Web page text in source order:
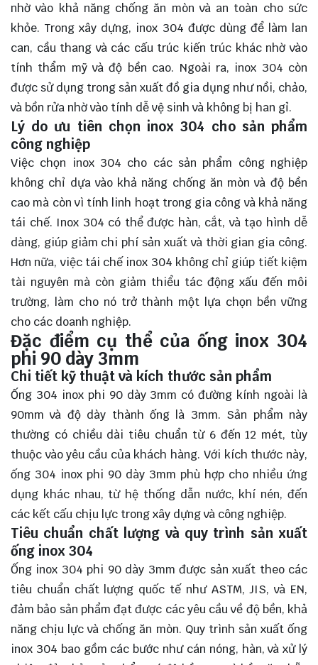
nhờ vào khả năng chống ăn mòn và an toàn cho sức
khỏe. Trong xây dựng, inox 304 được dùng để làm lan
can, cầu thang và các cấu trúc kiến trúc khác nhờ vào
tính thẩm mỹ và độ bền cao. Ngoài ra, inox 304 còn
được sử dụng trong sản xuất đồ gia dụng như nồi, chảo,
và bồn rửa nhờ vào tính dễ vệ sinh và không bị han gỉ.
Lý do ưu tiên chọn inox 304 cho sản phẩm
công nghiệp
Việc chọn inox 304 cho các sản phẩm công nghiệp
không chỉ dựa vào khả năng chống ăn mòn và độ bền
cao mà còn vì tính linh hoạt trong gia công và khả năng
tái chế. Inox 304 có thể được hàn, cắt, và tạo hình dễ
dàng, giúp giảm chi phí sản xuất và thời gian gia công.
Hơn nữa, việc tái chế inox 304 không chỉ giúp tiết kiệm
tài nguyên mà còn giảm thiểu tác động xấu đến môi
trường, làm cho nó trở thành một lựa chọn bền vững
cho các doanh nghiệp.
Đặc điểm cụ thể của ống inox 304
phi 90 dày 3mm
Chi tiết kỹ thuật và kích thước sản phẩm
Ống 304 inox phi 90 dày 3mm có đường kính ngoài là
90mm và độ dày thành ống là 3mm. Sản phẩm này
thường có chiều dài tiêu chuẩn từ 6 đến 12 mét, tùy
thuộc vào yêu cầu của khách hàng. Với kích thước này,
ống 304 inox phi 90 dày 3mm phù hợp cho nhiều ứng
dụng khác nhau, từ hệ thống dẫn nước, khí nén, đến
các kết cấu chịu lực trong xây dựng và công nghiệp.
Tiêu chuẩn chất lượng và quy trình sản xuất
ống inox 304
Ống inox 304 phi 90 dày 3mm được sản xuất theo các
tiêu chuẩn chất lượng quốc tế như ASTM, JIS, và EN,
đảm bảo sản phẩm đạt được các yêu cầu về độ bền, khả
năng chịu lực và chống ăn mòn. Quy trình sản xuất ống
inox 304 bao gồm các bước như cán nóng, hàn, và xử lý